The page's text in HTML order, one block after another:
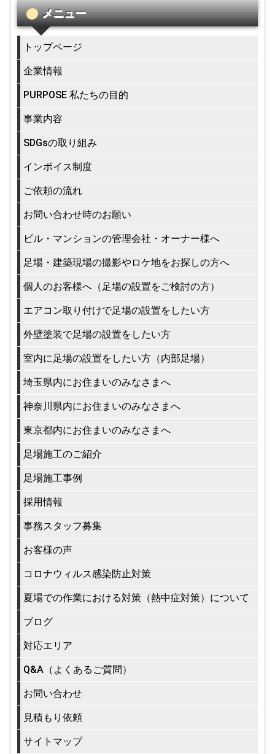
メニュー
トップページ
企業情報
PURPOSE 私たちの目的
事業内容
SDGsの取り組み
インボイス制度
ご依頼の流れ
お問い合わせ時のお願い
ビル・マンションの管理会社・オーナー様へ
足場・建築現場の撮影やロケ地をお探しの方へ
個人のお客様へ（足場の設置をご検討の方）
エアコン取り付けで足場の設置をしたい方
外壁塗装で足場の設置をしたい方
室内に足場の設置をしたい方（内部足場）
埼玉県内にお住まいのみなさまへ
神奈川県内にお住まいのみなさまへ
東京都内にお住まいのみなさまへ
足場施工のご紹介
足場施工事例
採用情報
事務スタッフ募集
お客様の声
コロナウィルス感染防止対策
夏場での作業における対策（熱中症対策）について
ブログ
対応エリア
Q&A（よくあるご質問）
お問い合わせ
見積もり依頼
サイトマップ